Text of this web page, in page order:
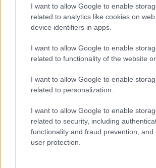
I want to allow Google to enable
related to analytics like cookies on
device identifiers in apps.
I want to allow Google to enable
related to functionality of the website or
I want to allow Google to enable
related to personalization.
I want to allow Google to enable
related to security, including
functionality and fraud prevention, and
user protection.
Αθλητισμός|30.06.2026 21:59
Μουντιάλ 2026: Η Νορβηγία
Χάαλαντ, λύγισε την Ακτή
Ελεφαντοστού και θα παίξει